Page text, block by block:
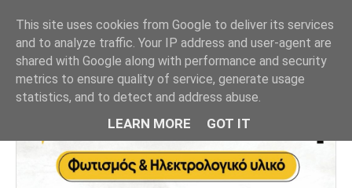
This site uses cookies from Google to deliver its services
and to analyze traffic. Your IP address and user-agent are
shared with Google along with performance and security
metrics to ensure quality of service, generate usage
statistics, and to detect and address abuse.
LEARN MORE GOT IT